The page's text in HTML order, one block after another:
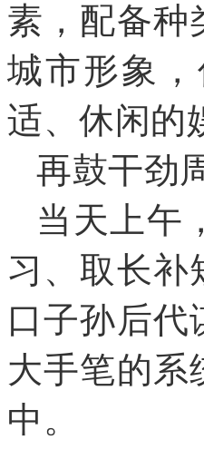
素 ， 配备种
城市形象 ，
适、休闲的
再鼓干劲
当天上午 ，
习、取长补
口子孙后代
大手笔的系
中 。